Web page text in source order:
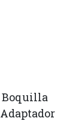
Boquilla
Adaptador